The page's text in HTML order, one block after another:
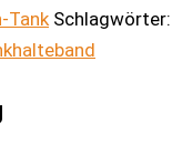
Tank Schlagwörter: